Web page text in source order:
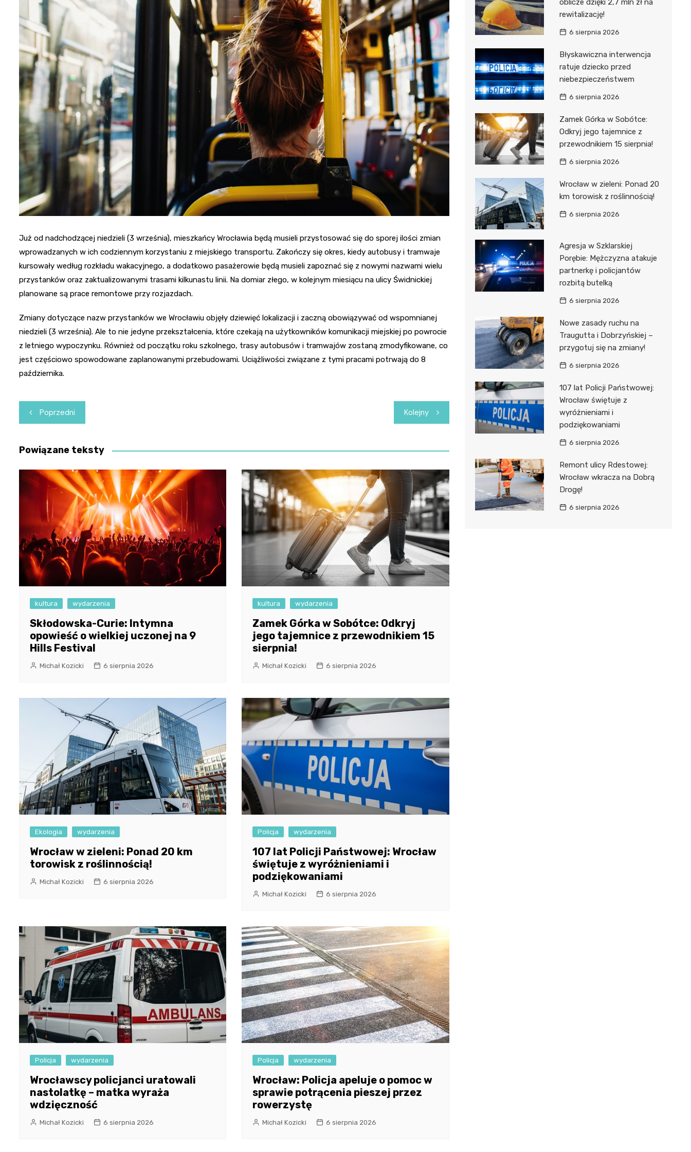
Fryzjer
Kino
Poczta
Już od nadchodzącej niedzieli (3 września), mieszkańcy Wrocławia będą musieli przystosować się do sporej ilości zmian
wprowadzanych w ich codziennym korzystaniu z miejskiego transportu. Zakończy się okres, kiedy autobusy i tramwaje
kursowały według rozkładu wakacyjnego, a dodatkowo pasażerowie będą musieli zapoznać się z nowymi nazwami wielu
przystanków oraz zaktualizowanymi trasami kilkunastu linii. Na domiar złego, w kolejnym miesiącu na ulicy Świdnickiej
planowane są prace remontowe przy rozjazdach.
Zmiany dotyczące nazw przystanków we Wrocławiu objęły dziewięć lokalizacji i zaczną obowiązywać od wspomnianej
niedzieli (3 września). Ale to nie jedyne przekształcenia, które czekają na użytkowników komunikacji miejskiej po powrocie
z letniego wypoczynku. Również od początku roku szkolnego, trasy autobusów i tramwajów zostaną zmodyfikowane, co
jest częściowo spowodowane zaplanowanymi przebudowami. Uciążliwości związane z tymi pracami potrwają do 8
października.
Nawigacja
wpisu
Poprzedni Kolejny
Powiązane teksty
kultura wydarzenia
Skłodowska-Curie: Intymna
opowieść o wielkiej uczonej na 9
Hills Festival
Michał Kozicki 6 sierpnia 2026
kultura wydarzenia
Zamek Górka w Sobótce: Odkryj
jego tajemnice z przewodnikiem 15
sierpnia!
Michał Kozicki 6 sierpnia 2026
Ekologia wydarzenia
Wrocław w zieleni: Ponad 20 km
torowisk z roślinnością!
Michał Kozicki 6 sierpnia 2026
Policja wydarzenia
107 lat Policji Państwowej: Wrocław
świętuje z wyróżnieniami i
podziękowaniami
Michał Kozicki 6 sierpnia 2026
Policja wydarzenia
Wrocławscy policjanci uratowali
nastolatkę – matka wyraża
wdzięczność
Michał Kozicki 6 sierpnia 2026
Policja wydarzenia
Wrocław: Policja apeluje o pomoc w
sprawie potrącenia pieszej przez
rowerzystę
Michał Kozicki 6 sierpnia 2026
oblicze dzięki 2,7 mln zł na
rewitalizację!
6 sierpnia 2026
Błyskawiczna interwencja
ratuje dziecko przed
niebezpieczeństwem
6 sierpnia 2026
Zamek Górka w Sobótce:
Odkryj jego tajemnice z
przewodnikiem 15 sierpnia!
6 sierpnia 2026
Wrocław w zieleni: Ponad 20
km torowisk z roślinnością!
6 sierpnia 2026
Agresja w Szklarskiej
Porębie: Mężczyzna atakuje
partnerkę i policjantów
rozbitą butelką
6 sierpnia 2026
Nowe zasady ruchu na
Traugutta i Dobrzyńskiej –
przygotuj się na zmiany!
6 sierpnia 2026
107 lat Policji Państwowej:
Wrocław świętuje z
wyróżnieniami i
podziękowaniami
6 sierpnia 2026
Remont ulicy Rdestowej:
Wrocław wkracza na Dobrą
Drogę!
6 sierpnia 2026